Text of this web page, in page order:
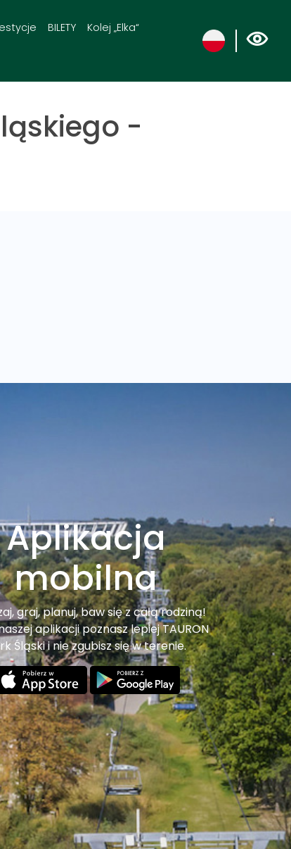
BILETY Kolej „Elka“
-
Aplikacja
mobilna
graj, planuj, baw się z całą rodziną!
aplikacji poznasz lepiej TAURON
Śląski i nie zgubisz się w terenie.